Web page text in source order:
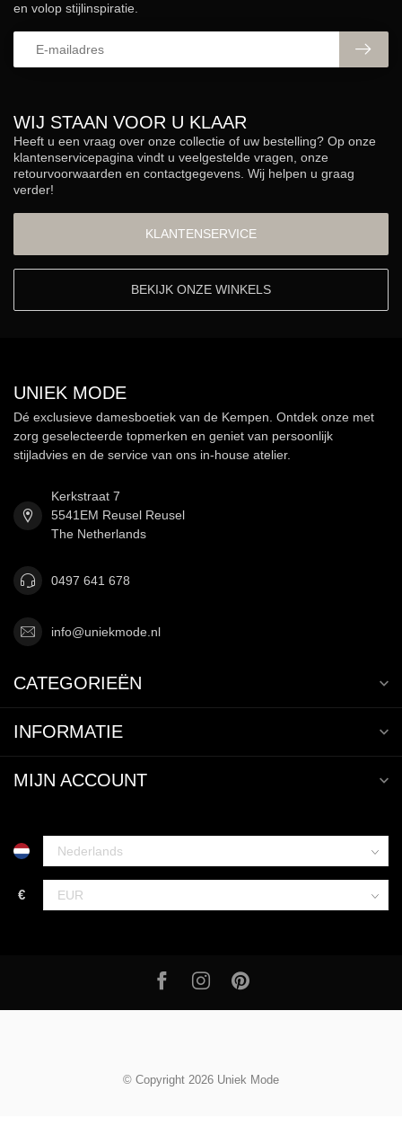
WIJ STAAN VOOR U KLAAR
Heeft u een vraag over onze collectie of uw bestelling? Op onze
klantenservicepagina vindt u veelgestelde vragen, onze
retourvoorwaarden en contactgegevens. Wij helpen u graag
verder!
KLANTENSERVICE
BEKIJK ONZE WINKELS
en volop stijlinspiratie.
UNIEK MODE
Dé exclusieve damesboetiek van de Kempen. Ontdek onze met
zorg geselecteerde topmerken en geniet van persoonlijk
stijladvies en de service van ons in-house atelier.
Kerkstraat 7
5541EM Reusel Reusel
The Netherlands
0497 641 678
info@uniekmode.nl
CATEGORIEËN
INFORMATIE
MIJN ACCOUNT
€
© Copyright 2026 Uniek Mode